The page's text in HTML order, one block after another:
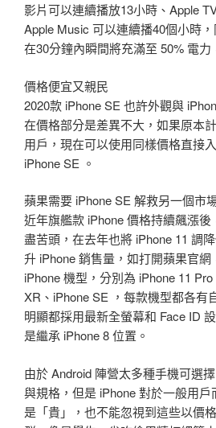
影片可以連續播放13小時、Apple
Apple Music 可以連續播40個小時
在30分鐘內瞬間將充滿至 50% 電力
價格便宜又親民
2020款 iPhone SE 也許外觀與
在價格部分是差異不大，如果原本
用戶，現在可以使用同樣價格直接
iPhone SE 。
蘋果需要 iPhone SE 解救另一個市
近年旗艦款 iPhone 價格持續飆漲
盡苦頭，在去年也將 iPhone 11 調
升 iPhone 銷售量，如打開蘋果官
iPhone 機型，分別為 iPhone 11
XR、iPhone SE ，每款機型都各有
明顯都採用最新全螢幕和 Face ID
是繼承 iPhone 8 位置。
由於 Android 陣營太多種手機可選
與規格，但是 iPhone 對於一般用
是「貴」，也不能忽視到這些以價